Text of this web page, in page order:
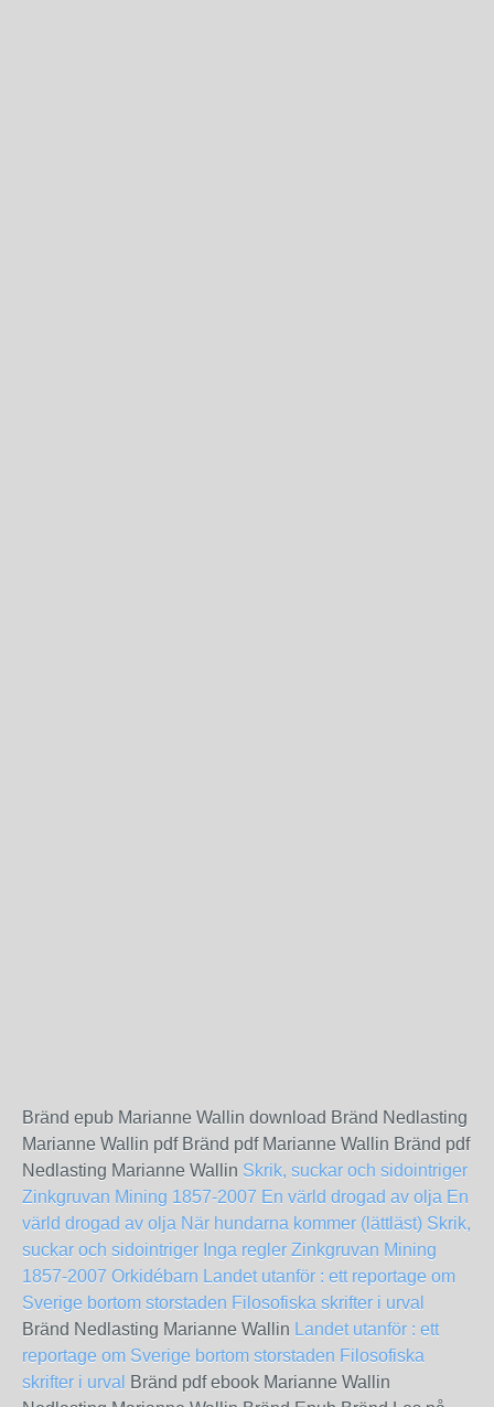
Bränd epub Marianne Wallin download Bränd Nedlasting
Marianne Wallin pdf Bränd pdf Marianne Wallin Bränd pdf
Nedlasting Marianne Wallin Skrik, suckar och sidointriger
Zinkgruvan Mining 1857-2007 En värld drogad av olja En
värld drogad av olja När hundarna kommer (lättläst) Skrik,
suckar och sidointriger Inga regler Zinkgruvan Mining
1857-2007 Orkidébarn Landet utanför : ett reportage om
Sverige bortom storstaden Filosofiska skrifter i urval
Bränd Nedlasting Marianne Wallin Landet utanför : ett
reportage om Sverige bortom storstaden Filosofiska
skrifter i urval
Bränd pdf ebook Marianne Wallin